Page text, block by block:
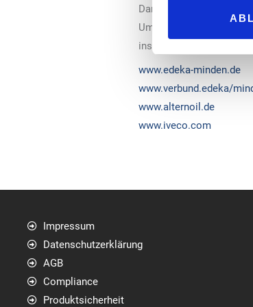
Darüber können künftig
Umwelt pro Jahr bis zu
insbesondere im
www.edeka-minden.de
www.verbund.edeka/
www.alternoil.de
www.iveco.com
Impressum
Datenschutzerklärung
AGB
Compliance
Produktsicherheit